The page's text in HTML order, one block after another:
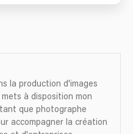
la production d'images
à disposition mon
que photographe
accompagner la création